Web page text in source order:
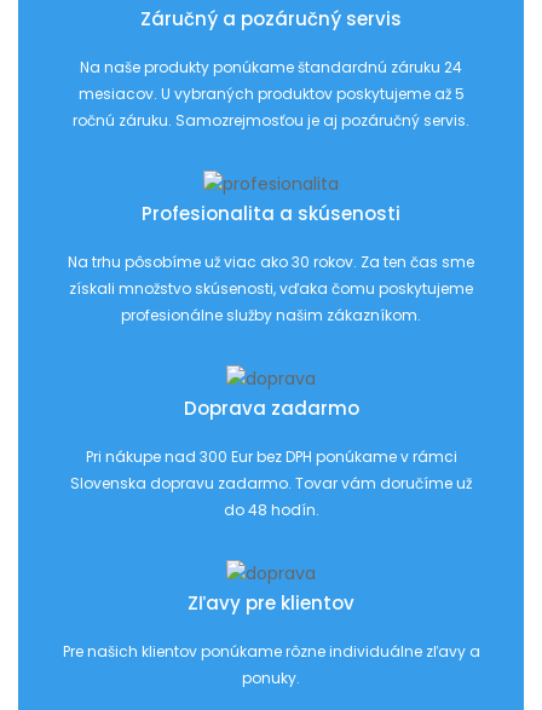
Záručný a pozáručný servis
Na naše produkty ponúkame štandardnú záruku 24
mesiacov. U vybraných produktov poskytujeme až 5
ročnú záruku. Samozrejmosťou je aj pozáručný servis.
Profesionalita a skúsenosti
Na trhu pôsobíme už viac ako 30 rokov. Za ten čas sme
získali množstvo skúsenosti, vďaka čomu poskytujeme
profesionálne služby našim zákazníkom.
Doprava zadarmo
Pri nákupe nad 300 Eur bez DPH ponúkame v rámci
Slovenska dopravu zadarmo. Tovar vám doručíme už
do 48 hodín.
Zľavy pre klientov
Pre našich klientov ponúkame rôzne individuálne zľavy a
ponuky.